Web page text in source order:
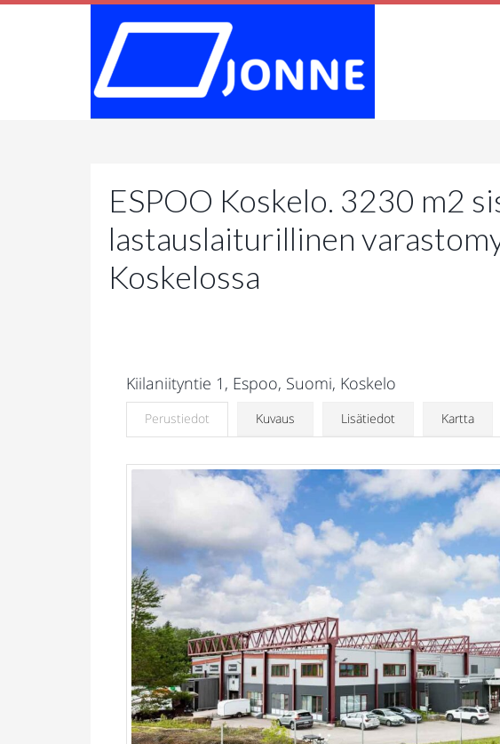
ESPOO Koskelo. 3230 m2
lastauslaiturillinen
Koskelossa
Kiilaniityntie 1, Espoo, Suomi, Koskelo
Perustiedot Kuvaus Lisätiedot Kartta